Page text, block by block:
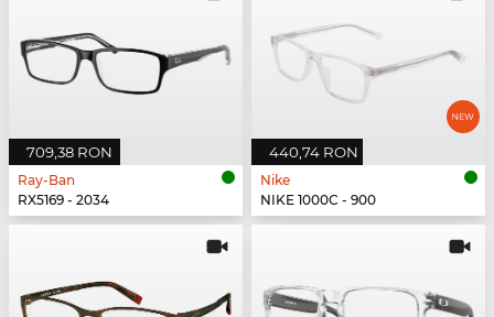
709,38 RON
Ray-Ban
RX5169 - 2034
440,74 RON
Nike
NIKE 1000C - 900